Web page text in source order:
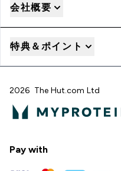
会社概要
特典＆ポイント
2026 The Hut.com Ltd
Pay with